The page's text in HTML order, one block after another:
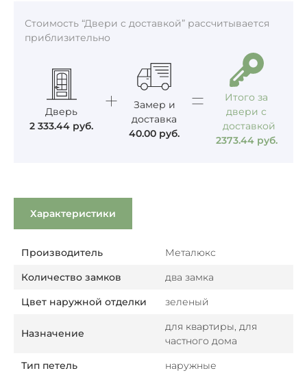
Стоимость “Двери c доставкой” рассчитывается
приблизительно
Дверь
2 333.44 руб.
Замер и
доставка
40.00 руб.
Итого за
двери с
доставкой
2373.44руб.
Характеристики
Производитель
Металюкс
Количество замков
два замка
Цвет наружной отделки
зеленый
Назначение
для квартиры, для
частного дома
Тип петель
наружные